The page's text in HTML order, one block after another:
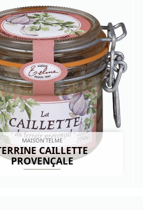
MAISON TELME
CAILLETTE
PROVENÇALE